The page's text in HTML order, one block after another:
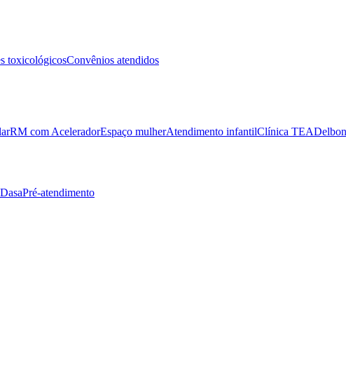
toxicológicosConvênios atendidos
RM com AceleradorEspaço mulherAtendimento infantilClínica TEA
Pré-atendimento